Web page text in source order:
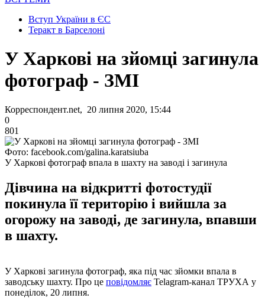
Вступ України в ЄС
Теракт в Барселоні
У Харкові на зйомці загинула
фотограф - ЗМІ
Корреспондент.net, 20 липня 2020, 15:44
0
801
Фото: facebook.com/galina.karatsiuba
У Харкові фотограф впала в шахту на заводі і загинула
Дівчина на відкритті фотостудії
покинула її територію і вийшла за
огорожу на заводі, де загинула, впавши
в шахту.
У Харкові загинула фотограф, яка під час зйомки впала в
заводську шахту. Про це повідомляє Telagram-канал ТРУХА у
понеділок, 20 липня.